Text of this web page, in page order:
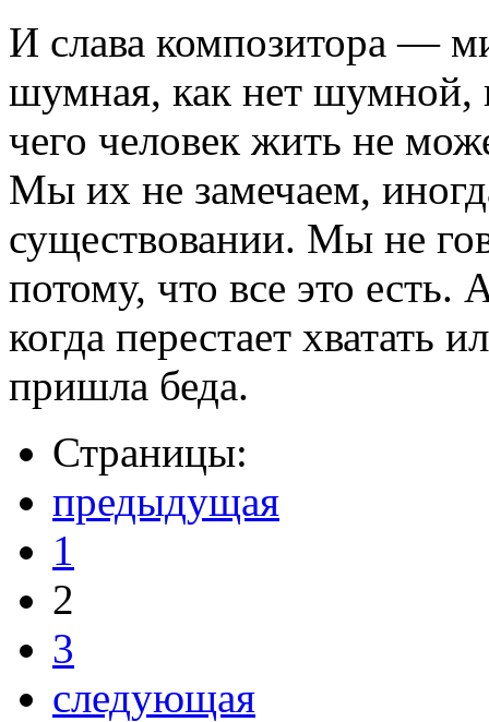
И слава композитора —
шумная, как нет шумной,
чего человек жить не
Мы их не замечаем,
существовании. Мы не
потому, что все это
когда перестает хватать
пришла беда.
Страницы:
предыдущая
1
2
3
следующая